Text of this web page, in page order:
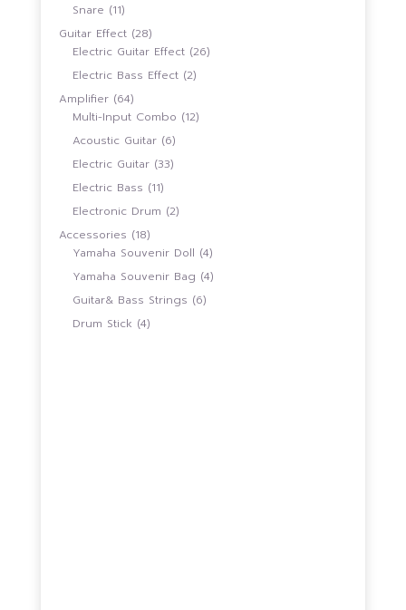
Snare 1111
สินค้า
Guitar Effect 2828
สินค้า
Electric Guitar Effect 2626
Electric Bass Effect 22
Amplifier 6464
สินค้า
Multi-Input Combo 1212
Acoustic Guitar 66
สินค้า
Electric Guitar 3333
Electric Bass 1111
สินค้า
Electronic Drum 22
Accessories 1818
สินค้า
Yamaha Souvenir Doll 44
สินค้า
Yamaha Souvenir Bag 44
Guitar& Bass Strings 66
Drum Stick 44